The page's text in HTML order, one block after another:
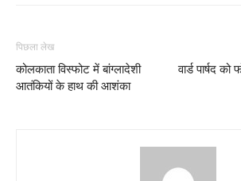
पिछला लेख
कोलकाता विस्फोट में बांग्लादेशी
आतंकियों के हाथ की आशंका
वार्ड पार्षद